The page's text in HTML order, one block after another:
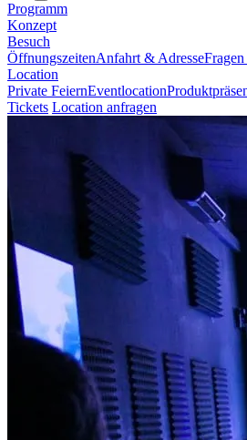
Programm
Konzept
Besuch
ÖffnungszeitenAnfahrt & Adresse
Location
Private FeiernEventlocation
Tickets Location anfragen